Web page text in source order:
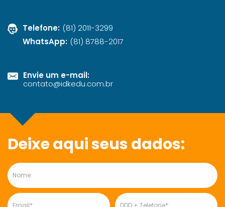
Headset ícone
Telefone: (81) 2011-3299
WhatsApp: (81) 8788-2017
Envelope ícone
Envie um e-mail:
contato@idkedu.com.br
Deixe aqui seus dados:
Nome
Email Telefone